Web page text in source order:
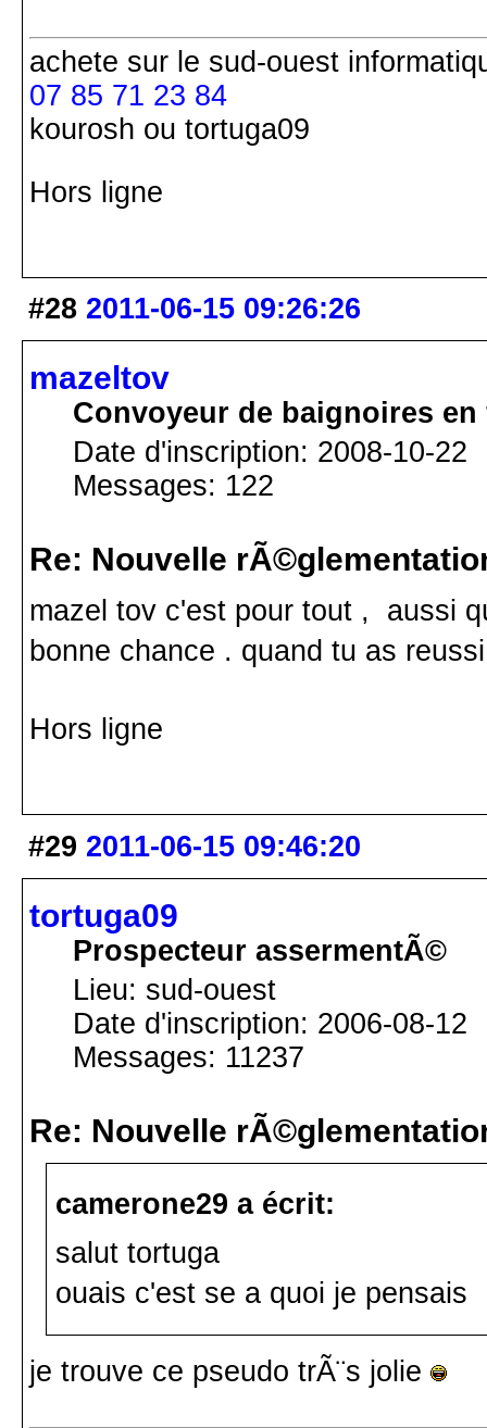
achete sur le sud-ouest
07 85 71 23 84
kourosh ou tortuga09
Hors ligne
#28 2011-06-15 09:26:26
mazeltov
Convoyeur de baignoires en
Date d'inscription: 2008-10-22
Messages: 122
Re: Nouvelle
mazel tov c'est pour tout , aussi
bonne chance . quand tu as
Hors ligne
#29 2011-06-15 09:46:20
tortuga09
Prospecteur assermentÃ©
Lieu: sud-ouest
Date d'inscription: 2006-08-12
Messages: 11237
Re: Nouvelle
camerone29 a écrit:
salut tortuga
ouais c'est se a quoi je pensais
je trouve ce pseudo trÃ¨s jolie